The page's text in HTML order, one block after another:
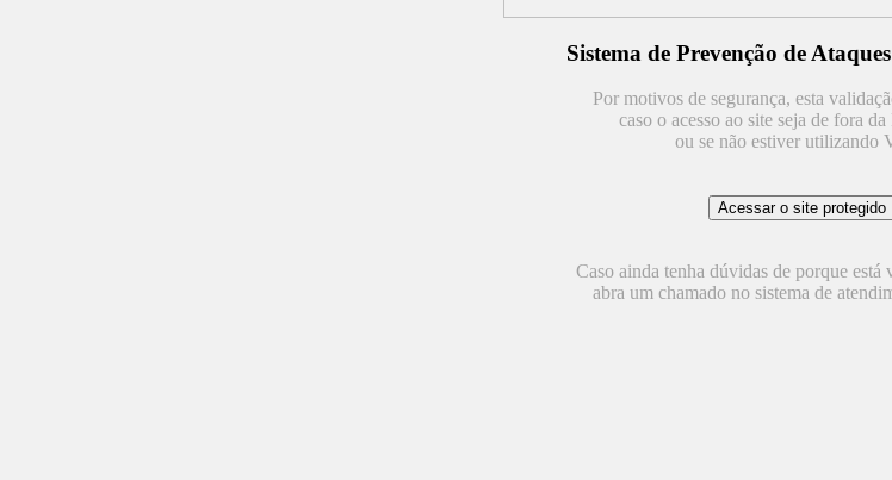
Sistema de Prevenção de
Por motivos de segurança, esta
caso o acesso ao site seja de fora
ou se não estiver utilizando
Caso ainda tenha dúvidas de porque está
abra um chamado no sistema de